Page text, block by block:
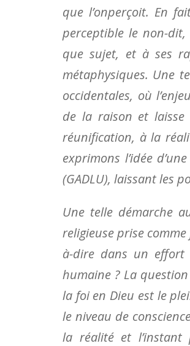
que l’onperçoit. En
perceptible le non-dit,
que sujet, et à ses
métaphysiques. Une
occidentales, où
de la raison et laisse
réunification, à la
exprimons l’idée
(GADLU), laissant les
Une telle démarche
religieuse prise
à-dire dans un effort
humaine ? La
la foi en Dieu est le
le niveau de
la réalité et l’instant